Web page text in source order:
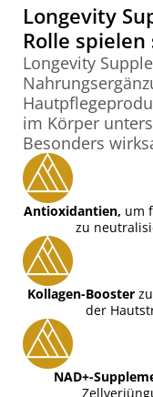
Longevity
Rolle spielen
Longevity
im Körper
Besonders
Antioxidantien, um
zu
Kollagen-Booster
der
NAD+-